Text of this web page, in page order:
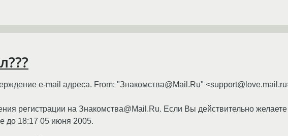
e-mail адреса. From: "Знакомства@Mail.Ru"
регистрации на Знакомства@Mail.Ru. Если Вы действительно желаете
до 18:17 05 июня 2005.